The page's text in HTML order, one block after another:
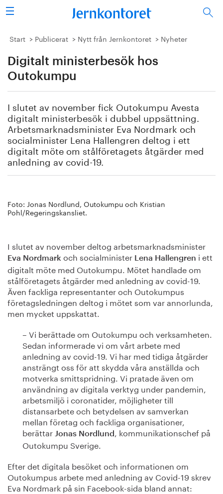
Sök
Stålindustrin
Vision 2050
Energi/miljö
Vi tycker
Publicerat
Om oss
Start Publicerat Nytt från Jernkontoret Nyheter
Digitalt ministerbesök hos
Outokumpu
I slutet av november fick Outokumpu Avesta
digitalt ministerbesök i dubbel uppsättning.
Arbetsmarknadsminister Eva Nordmark och
socialminister Lena Hallengren deltog i ett
digitalt möte om stålföretagets åtgärder med
anledning av covid-19.
Foto: Jonas Nordlund, Outokumpu och Kristian
Pohl/Regeringskansliet.
I slutet av november deltog arbetsmarknadsminister
Eva Nordmark och socialminister Lena Hallengren i ett
digitalt möte med Outokumpu. Mötet handlade om
stålföretagets åtgärder med anledning av covid-19.
Även fackliga representanter och Outokumpus
företagsledningen deltog i mötet som var annorlunda,
men mycket uppskattat.
– Vi berättade om Outokumpu och verksamheten.
Sedan informerade vi om vårt arbete med
anledning av covid-19. Vi har med tidiga åtgärder
ansträngt oss för att skydda våra anställda och
motverka smittspridning. Vi pratade även om
användning av digitala verktyg under pandemin,
arbetsmiljö i coronatider, möjligheter till
distansarbete och betydelsen av samverkan
mellan företag och fackliga organisationer,
berättar Jonas Nordlund , kommunikationschef på
Outokumpu Sverige.
Efter det digitala besöket och informationen om
Outokumpus arbete med anledning av Covid-19 skrev
Eva Nordmark på sin Facebook-sida bland annat: